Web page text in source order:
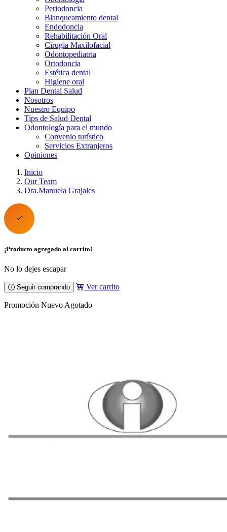
Periodoncia
Blanqueamiento dental
Endodoncia
Rehabilitación Oral
Cirugia Maxilofacial
Odontopediatria
Ortodoncia
Estética dental
Higiene oral
Plan Dental Salud
Nosotros
Nuestro Equipo
Tips de Salud Dental
Odontología para el mundo
Convenio turístico
Servicios Extranjeros
Opiniones
Inicio
Our Team
Dra.Manuela Grajales
¡Producto agregado al carrito!
No lo dejes escapar
Seguir comprando Ver carrito
Promoción Nuevo Agotado